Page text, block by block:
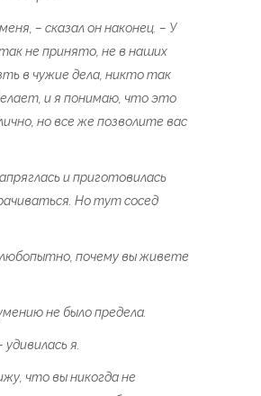
– сказал он наконец. – У
не принято, не в наших
в чужие дела, никто так
и я понимаю, что это
но все же позволите вас
и приготовилась
Но тут сосед
почему вы живете
не было предела.
я.
что вы никогда не